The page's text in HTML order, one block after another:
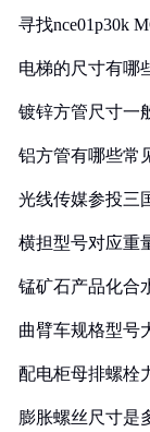
寻找nce01p30k
电梯的尺寸有哪
镀锌方管尺寸一
铝方管有哪些常
光线传媒参投三
横担型号对应重
锰矿石产品化合
曲臂车规格型号
配电柜母排螺栓
膨胀螺丝尺寸是